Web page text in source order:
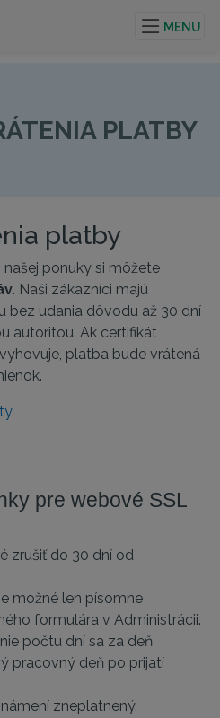
MENU
PLATBY
platby
našej ponuky si môžete
. Naši zákazníci majú
bez udania dôvodu až 30 dní
autoritou. Ak certifikát
platba bude vrátená
pre webové SSL
zrušiť do 30 dní od
možné len písomne
formulára v Administrácii.
počtu dní sa za deň
pracovný deň po prijatí
zneplatnený.